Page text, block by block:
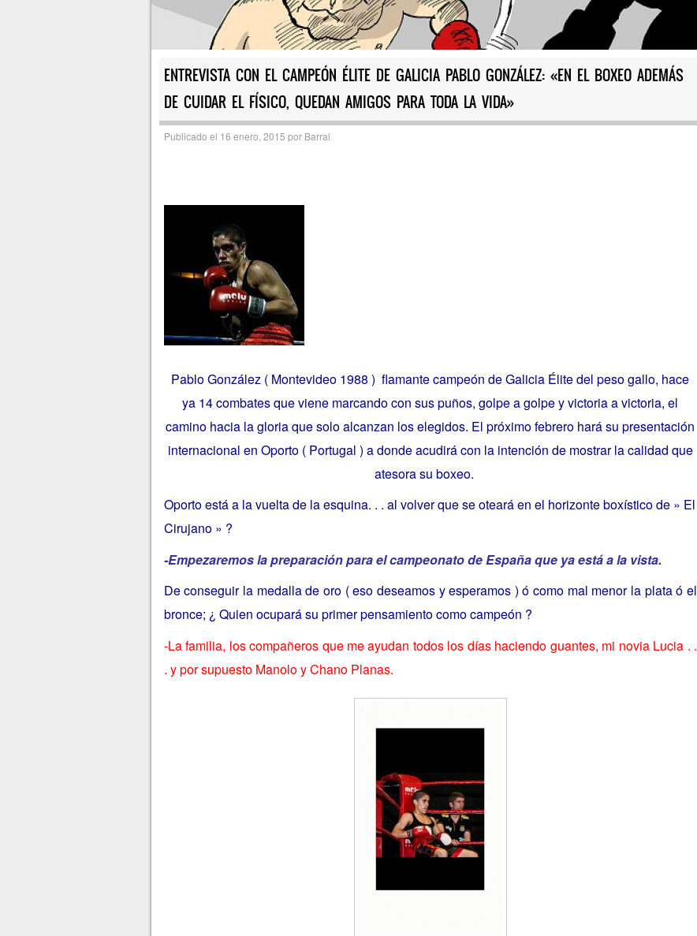
ENTREVISTA CON EL CAMPEÓN ÉLITE DE GALICIA PABLO GONZÁLEZ: «EN EL BOXEO ADEMÁS
DE CUIDAR EL FÍSICO, QUEDAN AMIGOS PARA TODA LA VIDA»
Publicado el 16 enero, 2015 por Barral
Pablo González ( Montevideo 1988 ) flamante campeón de Galicia Élite del peso gallo, hace
ya 14 combates que viene marcando con sus puños, golpe a golpe y victoria a victoria, el
camino hacia la gloria que solo alcanzan los elegidos. El próximo febrero hará su presentación
internacional en Oporto ( Portugal ) a donde acudirá con la intención de mostrar la calidad que
atesora su boxeo.
Oporto está a la vuelta de la esquina. . . al volver que se oteará en el horizonte boxístico de » El
Cirujano » ?
-Empezaremos la preparación para el campeonato de España que ya está a la vista.
De conseguir la medalla de oro ( eso deseamos y esperamos ) ó como mal menor la plata ó el
bronce; ¿ Quien ocupará su primer pensamiento como campeón ?
-La familia, los compañeros que me ayudan todos los días haciendo guantes, mi novia Lucia . .
. y por supuesto Manolo y Chano Planas.